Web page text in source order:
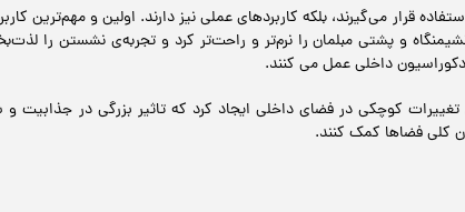
قرار می‌گیرند، بلکه کاربردهای عملی نیز دارند. اولین و مهم‌ترین
و پشتی مبلمان را نرم‌تر و راحت‌تر کرد و تجربه‌ی نشستن را
داخلی عمل می کنند.
کوچکی در فضای داخلی ایجاد کرد که تاثیر بزرگی در
کلی فضاها کمک کنند.